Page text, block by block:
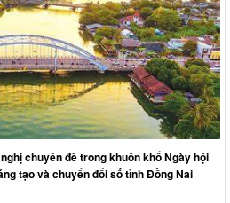
chuyên đề trong khuôn khổ Ngày hội
tạo và chuyển đổi số tỉnh Đồng Nai